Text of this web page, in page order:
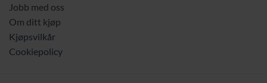
Jobb med oss
Om ditt kjøp
Kjøpsvilkår
Cookiepolicy